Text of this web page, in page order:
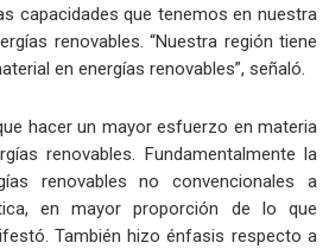
capacidades que tenemos en nuestra
renovables. “Nuestra región tiene
en energías renovables”, señaló.
hacer un mayor esfuerzo en materia
renovables. Fundamentalmente la
renovables no convencionales a
en mayor proporción de lo que
También hizo énfasis respecto a